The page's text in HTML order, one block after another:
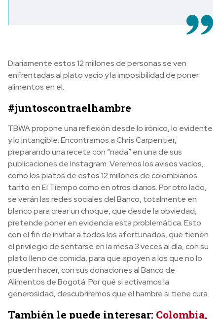
Diariamente estos 12 millones de personas se ven
enfrentadas al plato vacío y la imposibilidad de poner
alimentos en el.
#juntoscontraelhambre
TBWA propone una reflexión desde lo irónico, lo evidente
y lo intangible. Encontramos a Chris Carpentier,
preparando una receta con “nada” en una de sus
publicaciones de Instagram. Veremos los avisos vacíos,
como los platos de estos 12 millones de colombianos
tanto en El Tiempo como en otros diarios. Por otro lado,
se verán las redes sociales del Banco, totalmente en
blanco para crear un choque, que desde la obviedad,
pretende poner en evidencia esta problemática. Esto
con el fin de invitar a todos los afortunados, que tienen
el privilegio de sentarse en la mesa 3 veces al día, con su
plato lleno de comida, para que apoyen a los que no lo
pueden hacer, con sus donaciones al Banco de
Alimentos de Bogotá. Por qué si activamos la
generosidad, descubriremos que el hambre si tiene cura.
También le puede interesar: Colombia,